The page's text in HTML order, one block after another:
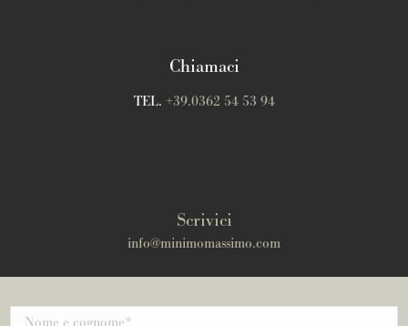
Chiamaci
TEL. +39.0362 54 53 94
Scrivici
info@minimomassimo.com